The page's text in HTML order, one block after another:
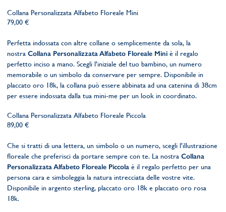
Collana Personalizzata Alfabeto Floreale Mini
79,00 €
Perfetta indossata con altre collane o semplicemente da sola, la
nostra Collana Personalizzata Alfabeto Floreale Mini è il regalo
perfetto inciso a mano. Scegli l'iniziale del tuo bambino, un numero
memorabile o un simbolo da conservare per sempre. Disponibile in
placcato oro 18k, la collana può essere abbinata ad una catenina di 38cm
per essere indossata dalla tua mini-me per un look in coordinato.
Collana Personalizzata Alfabeto Floreale Piccola
89,00 €
Che si tratti di una lettera, un simbolo o un numero, scegli l'illustrazione
floreale che preferisci da portare sempre con te. La nostra Collana
Personalizzata Alfabeto Floreale Piccola è il regalo perfetto per una
persona cara e simboleggia la natura intrecciata delle vostre vite.
Disponibile in argento sterling, placcato oro 18k e placcato oro rosa
18k.